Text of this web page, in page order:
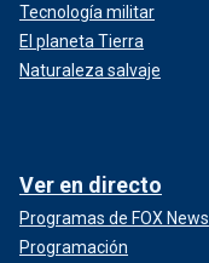
Tecnología militar
El planeta Tierra
Naturaleza salvaje
Ver en directo
Programas de FOX News
Programación